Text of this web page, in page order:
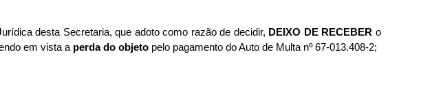
desta Secretaria, que adoto como razão de decidir, DEIXO DE RECEBER o
em vista a perda do objeto pelo pagamento do Auto de Multa nº 67-013.408-2;